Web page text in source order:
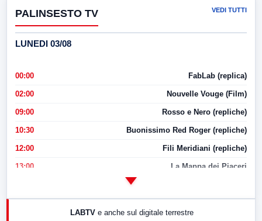
PALINSESTO TV VEDI TUTTI
LUNEDI 03/08
00:00 FabLab (replica)
02:00 Nouvelle Vouge (Film)
09:00 Rosso e Nero (repliche)
10:30 Buonissimo Red Roger (repliche)
12:00 Fili Meridiani (repliche)
13:00 La Mappa dei Piaceri
LABTV e anche sul digitale terrestre